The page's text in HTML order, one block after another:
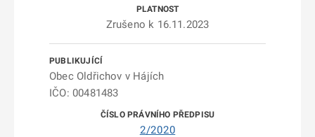
Zrušeno k 16.11.2023
Obec Oldřichov v Hájích
IČO: 00481483
2/2020